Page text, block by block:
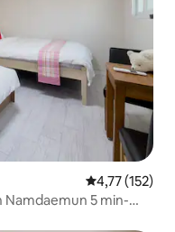
Gemiddelde
4,77 (152)
Namdaemun 5 min-